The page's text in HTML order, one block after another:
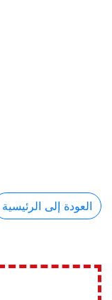
العودة إلى الرئيسية